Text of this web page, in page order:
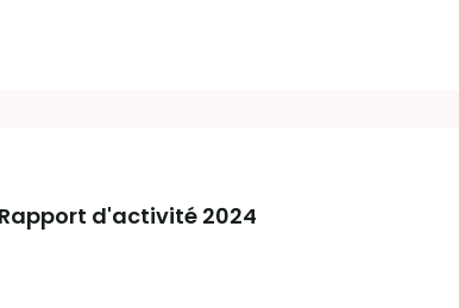
d'activité 2024